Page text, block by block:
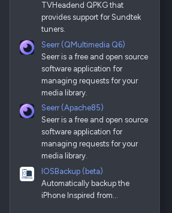
TVHeadend QPKG that
provides support for Sundtek
tuners.
Seerr (QMultimedia Q6)
Seerr is a free and open source
software application for
managing requests for your
media library.
Seerr (Apache85)
Seerr is a free and open source
software application for
managing requests for your
media library.
IOSBackup (beta)
Automatically backup the
iPhone Inspired from…